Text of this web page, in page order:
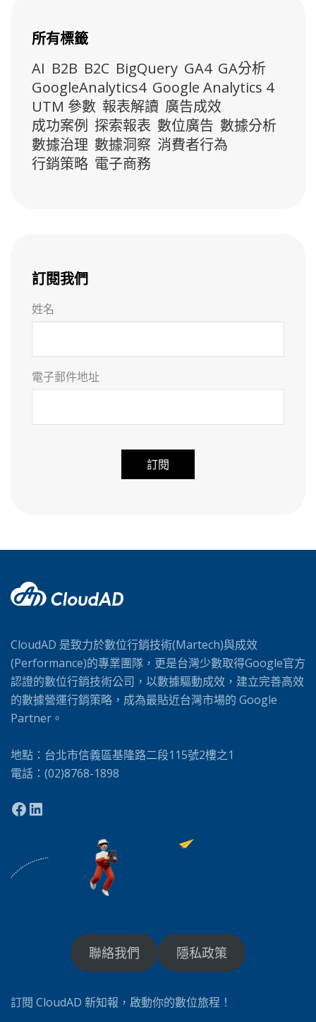
所有標籤
AI B2B B2C BigQuery GA4 GA分析
GoogleAnalytics4 Google Analytics 4
UTM 參數 報表解讀 廣告成效
成功案例 探索報表 數位廣告 數據分析
數據治理 數據洞察 消費者行為
行銷策略 電子商務
訂閱我們
姓名
電子郵件地址
n
a
v
e
:
CloudAD 是致力於數位行銷技術(Martech)與成效
(Performance)的專業團隊，更是台灣少數取得Google官方
認證的數位行銷技術公司，以數據驅動成效，建立完善高效
的數據營運行銷策略，成為最貼近台灣市場的 Google
Partner。
地點：台北市信義區基隆路二段115號2樓之1
電話：(02)8768-1898
聯絡我們 隱私政策
訂閱 CloudAD 新知報，啟動你的數位旅程！